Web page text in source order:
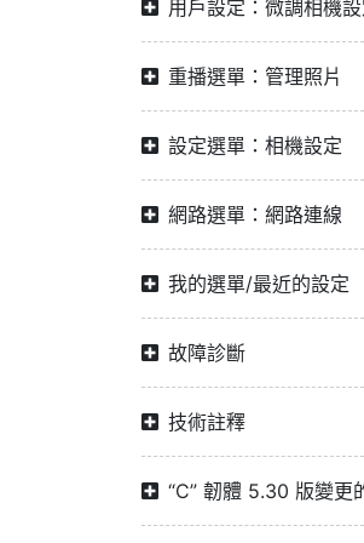
用戶設定：微調相機
重播選單：管理照片
設定選單：相機設定
網路選單：網路連線
我的選單/最近的設定
故障診斷
技術註釋
“C” 韌體 5.30 版變更